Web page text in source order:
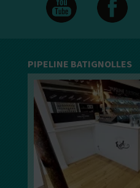
PIPELINE BATIGNOLLES